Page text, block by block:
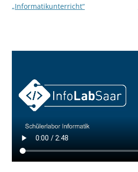
„Informatikunterricht“